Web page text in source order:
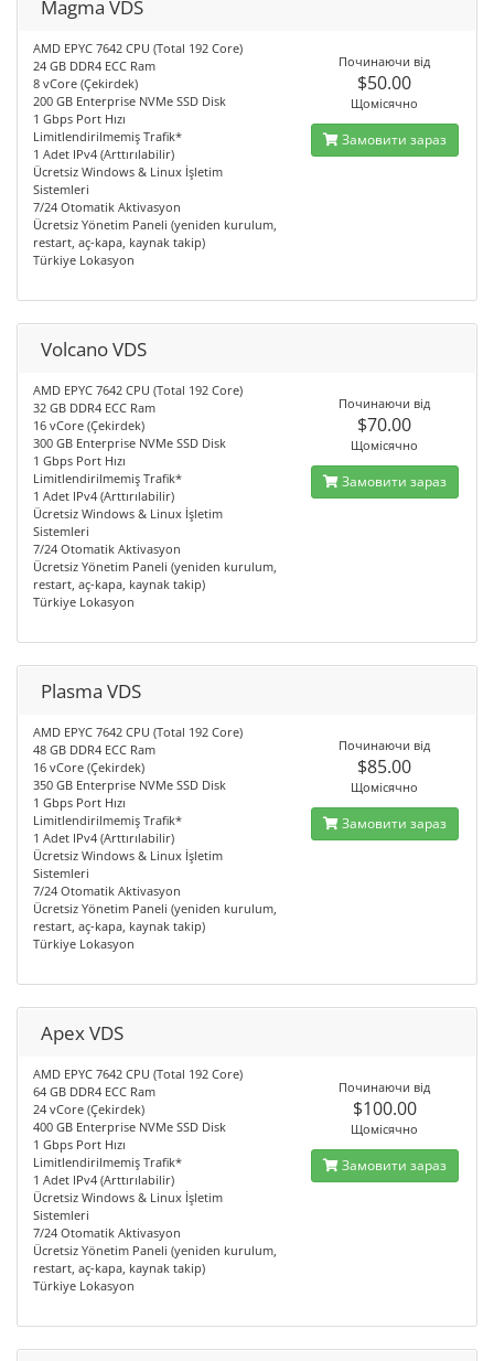
Magma VDS
AMD EPYC 7642 CPU (Total 192 Core)
24 GB DDR4 ECC Ram
8 vCore (Çekirdek)
200 GB Enterprise NVMe SSD Disk
1 Gbps Port Hızı
Limitlendirilmemiş Trafik*
1 Adet IPv4 (Arttırılabilir)
Ücretsiz Windows & Linux İşletim
Sistemleri
7/24 Otomatik Aktivasyon
Ücretsiz Yönetim Paneli (yeniden kurulum,
restart, aç-kapa, kaynak takip)
Türkiye Lokasyon
Починаючи від
$50.00
Щомісячно
Замовити зараз
Volcano VDS
AMD EPYC 7642 CPU (Total 192 Core)
32 GB DDR4 ECC Ram
16 vCore (Çekirdek)
300 GB Enterprise NVMe SSD Disk
1 Gbps Port Hızı
Limitlendirilmemiş Trafik*
1 Adet IPv4 (Arttırılabilir)
Ücretsiz Windows & Linux İşletim
Sistemleri
7/24 Otomatik Aktivasyon
Ücretsiz Yönetim Paneli (yeniden kurulum,
restart, aç-kapa, kaynak takip)
Türkiye Lokasyon
Починаючи від
$70.00
Щомісячно
Замовити зараз
Plasma VDS
AMD EPYC 7642 CPU (Total 192 Core)
48 GB DDR4 ECC Ram
16 vCore (Çekirdek)
350 GB Enterprise NVMe SSD Disk
1 Gbps Port Hızı
Limitlendirilmemiş Trafik*
1 Adet IPv4 (Arttırılabilir)
Ücretsiz Windows & Linux İşletim
Sistemleri
7/24 Otomatik Aktivasyon
Ücretsiz Yönetim Paneli (yeniden kurulum,
restart, aç-kapa, kaynak takip)
Türkiye Lokasyon
Починаючи від
$85.00
Щомісячно
Замовити зараз
Apex VDS
AMD EPYC 7642 CPU (Total 192 Core)
64 GB DDR4 ECC Ram
24 vCore (Çekirdek)
400 GB Enterprise NVMe SSD Disk
1 Gbps Port Hızı
Limitlendirilmemiş Trafik*
1 Adet IPv4 (Arttırılabilir)
Ücretsiz Windows & Linux İşletim
Sistemleri
7/24 Otomatik Aktivasyon
Ücretsiz Yönetim Paneli (yeniden kurulum,
restart, aç-kapa, kaynak takip)
Türkiye Lokasyon
Починаючи від
$100.00
Щомісячно
Замовити зараз